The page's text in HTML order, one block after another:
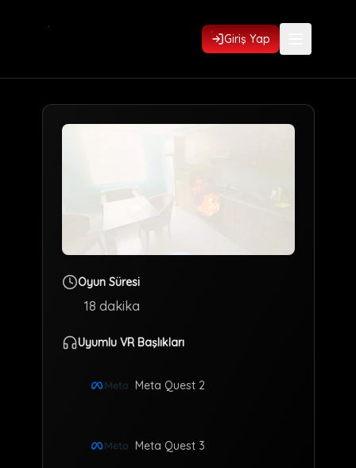
Giriş Yap
Oyun Süresi
18 dakika
Uyumlu VR Başlıkları
Meta Quest 2
Meta Quest 3